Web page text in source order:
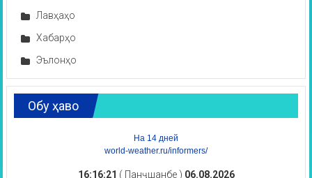
Лавҳаҳо
Хабарҳо
Эълонҳо
Обу ҳаво
На 14 дней
world-weather.ru/informers/
16:16:22 ( Панҷшанбе ) 06.08.2026